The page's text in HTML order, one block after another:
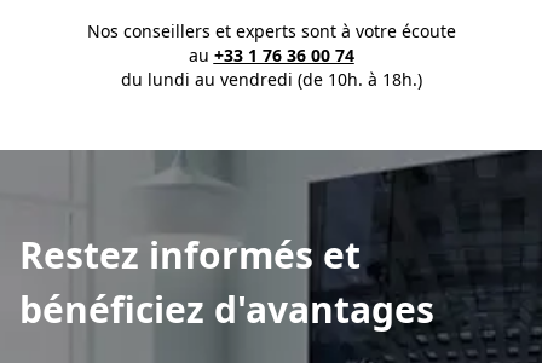
Nos conseillers et experts sont à votre écoute
au +33 1 76 36 00 74
du lundi au vendredi (de 10h. à 18h.)
Restez informés et
bénéficiez d'avantages